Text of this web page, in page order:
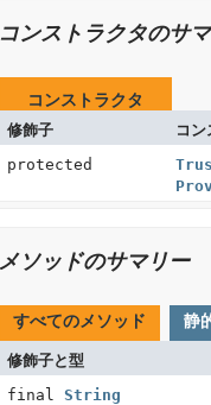
コンストラクタのサ
コンストラクタ
修飾子 コン
protected
メソッドのサマリー
すべてのメソッド 静
修飾子と型
final String